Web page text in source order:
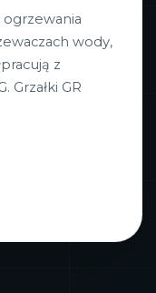
ogrzewania
wody,
z
Grzałki GR